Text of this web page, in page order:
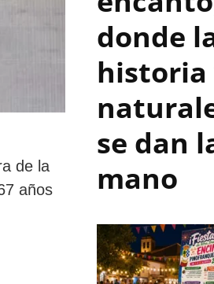
de la
años
donde
historia
se dan
mano